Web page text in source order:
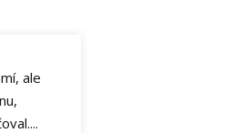
ale